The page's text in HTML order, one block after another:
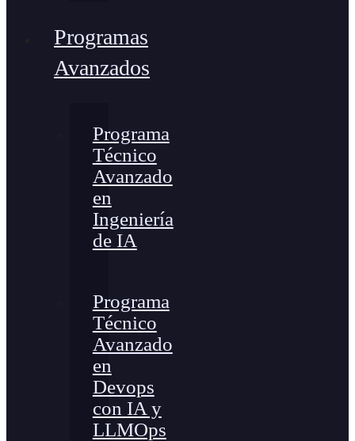
Programas
Avanzados
Programa
Técnico
Avanzado
en
Ingeniería
de IA
Programa
Técnico
Avanzado
en
Devops
con IA y
LLMOps